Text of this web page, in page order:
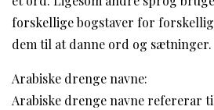
forskellige bogstaver for
dem til at danne ord og sætninger.
Arabiske drenge navne:
Arabiske drenge navne refererar